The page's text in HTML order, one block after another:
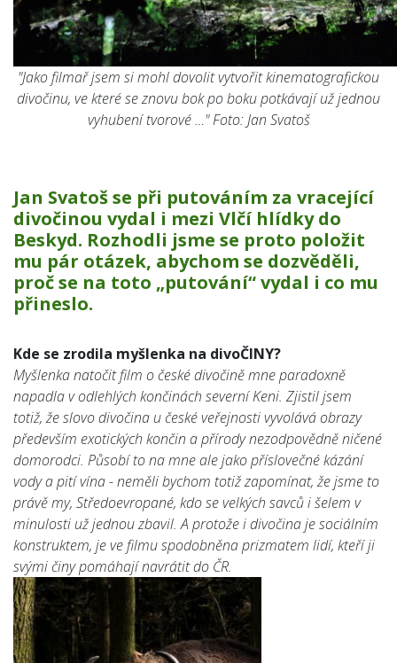
"Jako filmař jsem si mohl dovolit vytvořit kinematografickou
divočinu, ve které se znovu bok po boku potkávají už jednou
vyhubení tvorové …"Foto: Jan Svatoš
Jan Svatoš se při putováním za vracející
divočinou vydal i mezi Vlčí hlídky do
Beskyd. Rozhodli jsme se proto položit
mu pár otázek, abychom se dozvěděli,
proč se na toto „putování“ vydal i co mu
přineslo.
Kde se zrodila myšlenka na divoČINY?
Myšlenka natočit film o české divočině mne paradoxně
napadla v odlehlých končinách severní Keni. Zjistil jsem
totiž, že slovo divočina u české veřejnosti vyvolává obrazy
především exotických končin a přírody nezodpovědně ničené
domorodci. Působí to na mne ale jako příslovečné kázání
vody a pití vína - neměli bychom totiž zapomínat, že jsme to
právě my, Středoevropané, kdo se velkých savců i šelem v
minulosti už jednou zbavil. A protože i divočina je sociálním
konstruktem, je ve filmu spodobněna prizmatem lidí, kteří ji
svými činy pomáhají navrátit do ČR.